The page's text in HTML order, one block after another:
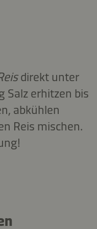
direkt unter
Salz erhitzen bis
abkühlen
Reis mischen.